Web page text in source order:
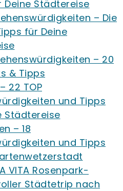
Deine Städtereise
– Die
für Deine
– 20
& Tipps
22 TOP
und Tipps
Städtereise
– 18
und Tipps
VITA Rosenpark-
Städtetrip nach